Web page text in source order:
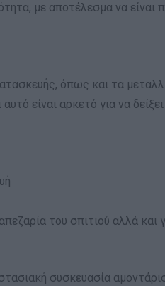
με αποτέλεσμα να είναι
όπως και τα
αυτό είναι αρκετό για να
του σπιτιού αλλά
συσκευασία